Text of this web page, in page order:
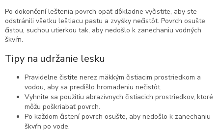
Po dokončení leštenia povrch opäť dôkladne vyčistite, aby ste
odstránili všetku leštiacu pastu a zvyšky nečistôt. Povrch osušte
čistou, suchou utierkou tak, aby nedošlo k zanechaniu vodných
škvŕn.
Tipy na udržanie lesku
Pravidelne čistite nerez mäkkým čistiacim prostriedkom a
vodou, aby sa predišlo hromadeniu nečistôt.
Vyhnite sa použitiu abrazívnych čistiacich prostriedkov, ktoré
môžu poškriabať povrch.
Po každom čistení povrch osušte, aby nedošlo k zanechaniu
škvŕn po vode.